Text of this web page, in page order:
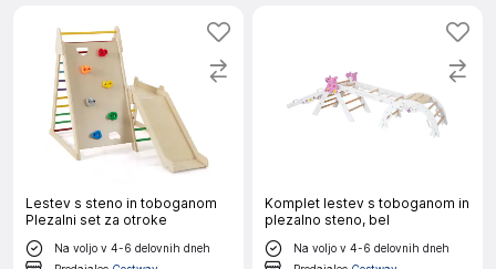
Lestev s steno in toboganom
Plezalni set za otroke
Na voljo v 4-6 delovnih dneh
Komplet lestev s toboganom in
plezalno steno, bel
Na voljo v 4-6 delovnih dneh